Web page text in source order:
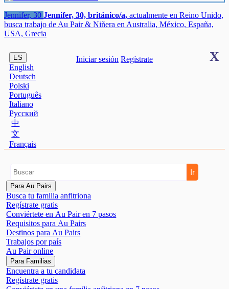
Jennifer, 30 Jennifer, 30, británico/a, actualmente en Reino Unido,
busca trabajo de Au Pair & Niñera en Australia, México, España,
USA, Grecia
ES
English
Deutsch
Polski
Português
Italiano
Pусский
中
文
Français
Iniciar sesión Regístrate X
Para Au Pairs
Busca tu familia anfitriona
Regístrate gratis
Conviértete en Au Pair en 7 pasos
Requisitos para Au Pairs
Destinos para Au Pairs
Trabajos por país
Au Pair online
Para Familias
Encuentra a tu candidata
Regístrate gratis